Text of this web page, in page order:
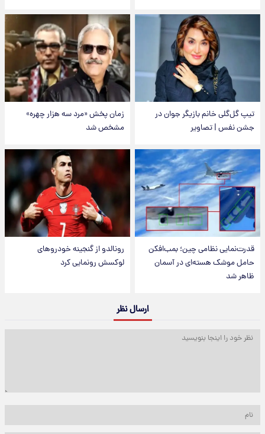
تیپ گل‌گلی خانم بازیگر جوان در
جشن نفس | تصاویر
زمان پخش «مرد سه هزار چهره»
مشخص شد
قدرت‌نمایی نظامی چین؛ بمب‌افکن
حامل موشک هسته‌ای در آسمان
ظاهر شد
رونالدو از گنجینه خودروهای
لوکسش رونمایی کرد
ارسال نظر